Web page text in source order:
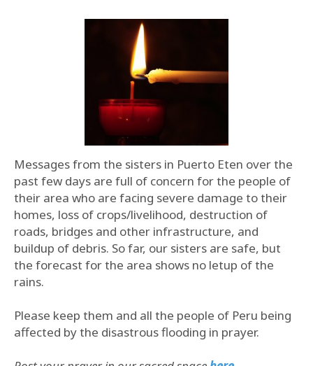
Messages from the sisters in Puerto Eten over the
past few days are full of concern for the people of
their area who are facing severe damage to their
homes, loss of crops/livelihood, destruction of
roads, bridges and other infrastructure, and
buildup of debris. So far, our sisters are safe, but
the forecast for the area shows no letup of the
rains.
Please keep them and all the people of Peru being
affected by the disastrous flooding in prayer.